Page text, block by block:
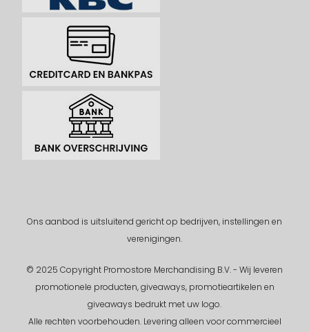
Ons aanbod is uitsluitend gericht op bedrijven, instellingen en
verenigingen.
© 2025 Copyright Promostore Merchandising B.V. - Wij leveren
promotionele producten, giveaways, promotieartikelen en
giveaways bedrukt met uw logo.
Alle rechten voorbehouden.Levering alleen voor commercieel